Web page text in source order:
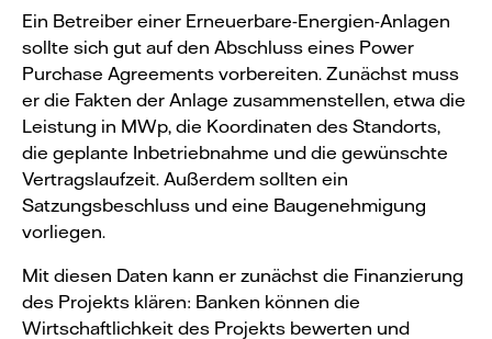
Ein Betreiber einer Erneuerbare-Energien-Anlagen
sollte sich gut auf den Abschluss eines Power
Purchase Agreements vorbereiten. Zunächst muss
er die Fakten der Anlage zusammenstellen, etwa die
Leistung in MWp, die Koordinaten des Standorts,
die geplante Inbetriebnahme und die gewünschte
Vertragslaufzeit. Außerdem sollten ein
Satzungsbeschluss und eine Baugenehmigung
vorliegen.
Mit diesen Daten kann er zunächst die Finanzierung
des Projekts klären: Banken können die
Wirtschaftlichkeit des Projekts bewerten und